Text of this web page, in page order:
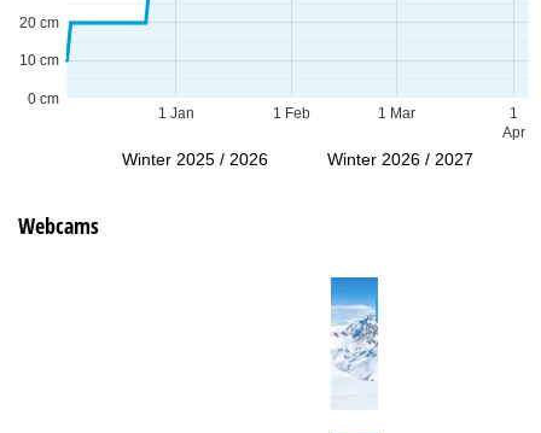
1 Jan 1 Feb 1 Mar
1
Apr
0 cm
10 cm
20 cm
Winter 2025 / 2026 Winter 2026 / 2027
Webcams